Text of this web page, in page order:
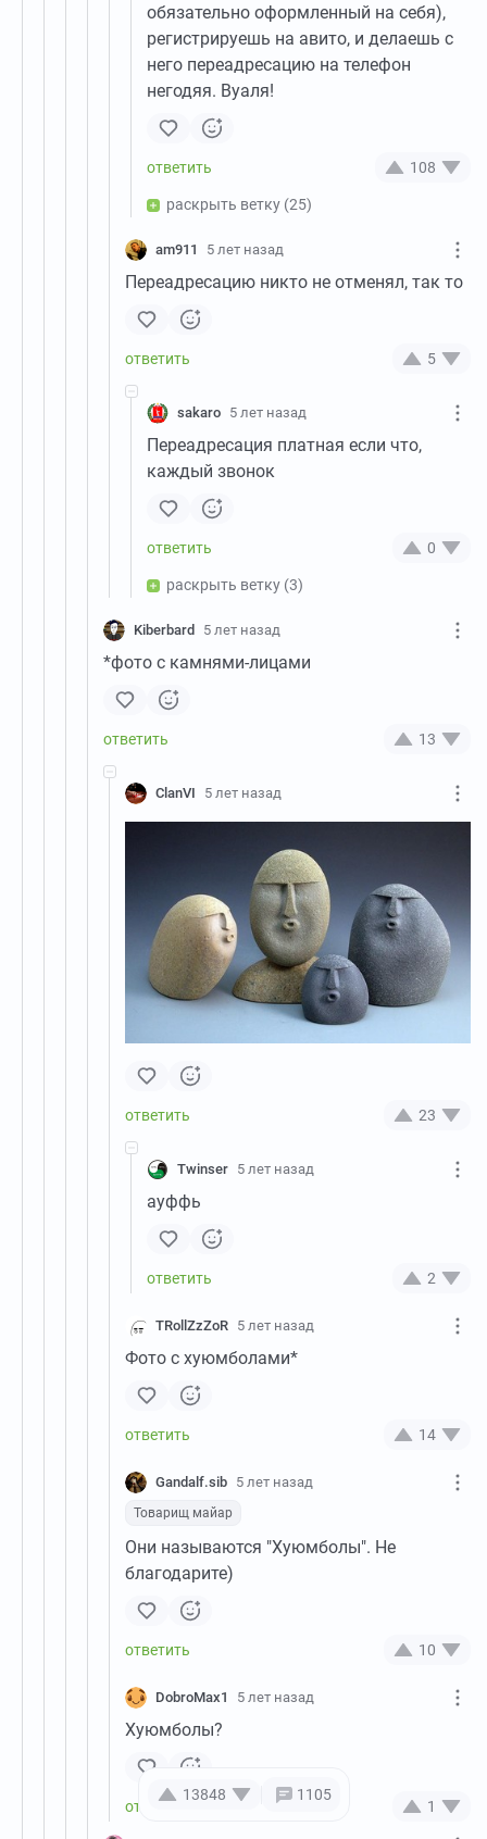
13848 1105
обязательно оформленный на себя),
регистрируешь на авито, и делаешь с
него переадресацию на телефон
негодяя. Вуаля!
108
раскрыть ветку (25)
am911 5 лет назад
Переадресацию никто не отменял, так то
5
sakaro 5 лет назад
Переадресация платная если что,
каждый звонок
0
раскрыть ветку (3)
Kiberbard 5 лет назад
*фото с камнями-лицами
13
ClanVI 5 лет назад
23
Twinser 5 лет назад
ауффь
2
TRollZzZoR 5 лет назад
Фото с хуюмболами*
14
Gandalf.sib 5 лет назад
Товарищ майар
Они называются "Хуюмболы". Не
благодарите)
10
DobroMax1 5 лет назад
Хуюмболы?
1